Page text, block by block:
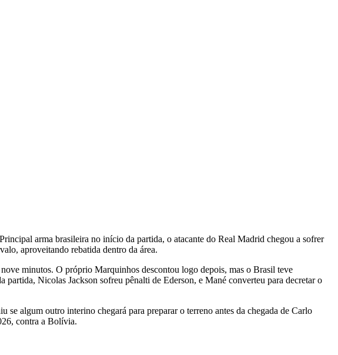
arma brasileira no início da partida, o atacante do Real Madrid chegou a sofrer
aproveitando rebatida dentro da área.
minutos. O próprio Marquinhos descontou logo depois, mas o Brasil teve
Nicolas Jackson sofreu pênalti de Ederson, e Mané converteu para decretar o
algum outro interino chegará para preparar o terreno antes da chegada de Carlo
contra a Bolívia.